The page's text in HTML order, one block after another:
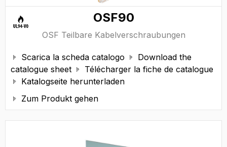
OSF90
OSF Teilbare Kabelverschraubungen
 Scarica la scheda catalogo 
Download the
catalogue sheet
 Télécharger la fiche de catalogue
 Katalogseite herunterladen
 Zum Produkt gehen